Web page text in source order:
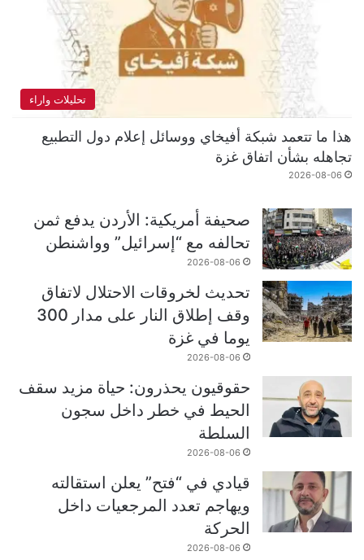
تحليلات واراء
هذا ما تتعمد شبكة أفيخاي ووسائل إعلام دول التطبيع
تجاهله بشأن اتفاق غزة
2026-08-06
صحيفة أمريكية: الأردن يدفع ثمن
تحالفه مع “إسرائيل” وواشنطن
2026-08-06
تحديث لخروقات الاحتلال لاتفاق
وقف إطلاق النار على مدار 300
يوما في غزة
2026-08-06
حقوقيون يحذرون: حياة مزيد سقف
الحيط في خطر داخل سجون
السلطة
2026-08-06
قيادي في “فتح” يعلن استقالته
ويهاجم تعدد المرجعيات داخل
الحركة
2026-08-06